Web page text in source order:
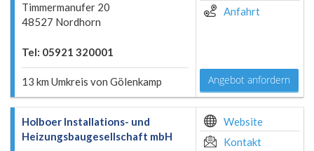
Timmermanufer 20
48527 Nordhorn
Tel: 05921 320001
13 km Umkreis von Gölenkamp
Anfahrt
Angebot anfordern
Holboer Installations- und
Heizungsbaugesellschaft mbH
Website
Kontakt